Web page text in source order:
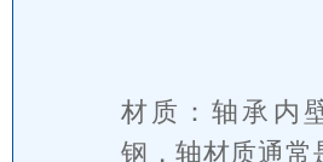
材质：轴承内
钢，轴材质通常